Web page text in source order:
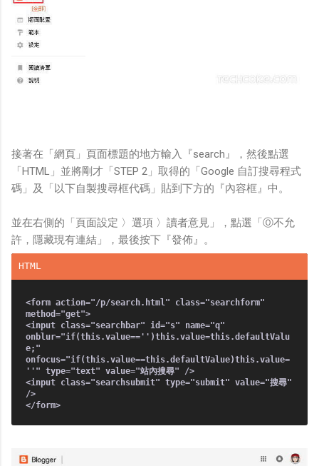
接著在「網頁」頁面標題的地方輸入『search』，然後點選
「HTML」並將剛才「STEP 2」取得的「Google 自訂搜尋程式
碼」及「以下自製搜尋框代碼」貼到下方的『內容框』中。
並在右側的「頁面設定 〉選項 〉讀者意見」，點選「Ⓞ不允
許，隱藏現有連結」，最後按下『發佈』。
<form action="/p/search.html" class="searchform"
method="get">
<input class="searchbar" id="s" name="q"
onblur="if(this.value=='')this.value=this.defaultValu
e;"
onfocus="if(this.value==this.defaultValue)this.value=
''" type="text" value="站內搜尋" />
<input class="searchsubmit" type="submit" value="搜尋"
/>